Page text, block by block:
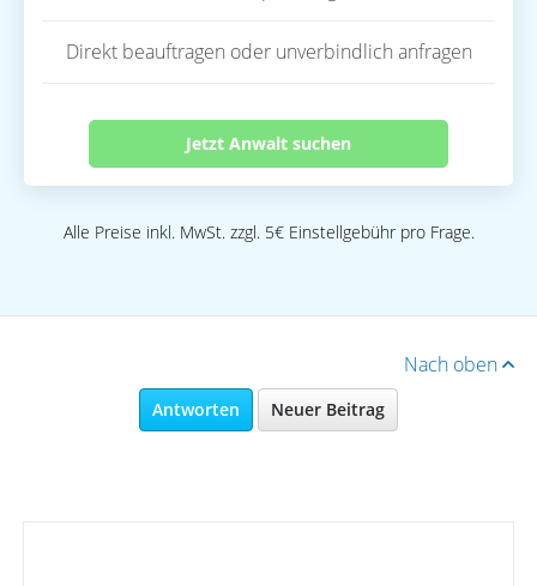
Direkt beauftragen oder unverbindlich anfragen
Jetzt Anwalt suchen
Alle Preise inkl. MwSt. zzgl. 5€ Einstellgebühr pro Frage.
Nach oben
Antworten Neuer Beitrag